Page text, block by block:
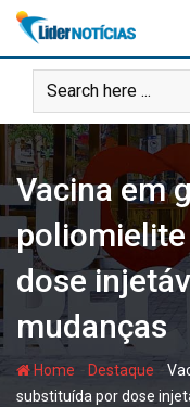
Skip
content
Vacina em
dose
mudanças
Home Destaque -
substituída por dose